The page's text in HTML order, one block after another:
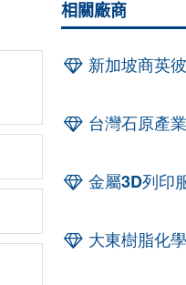
相關廠商
新加坡商英
台灣石原產
金屬3D列印
大東樹脂化